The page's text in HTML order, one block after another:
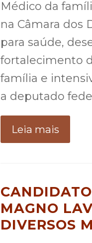
Médico da
na Câmara dos
para saúde,
fortalecimento
família e
a deputado
Leia mais
MAGNO
DIVERSOS